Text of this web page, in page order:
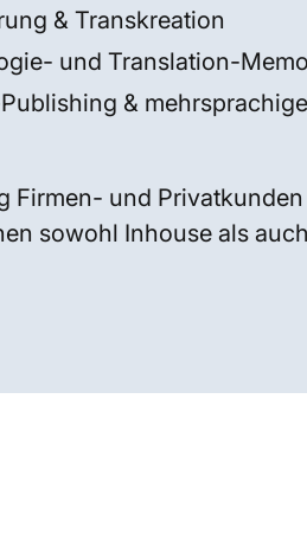
& Transkreation
und Translation-
&
Firmen- und
sowohl Inhouse als